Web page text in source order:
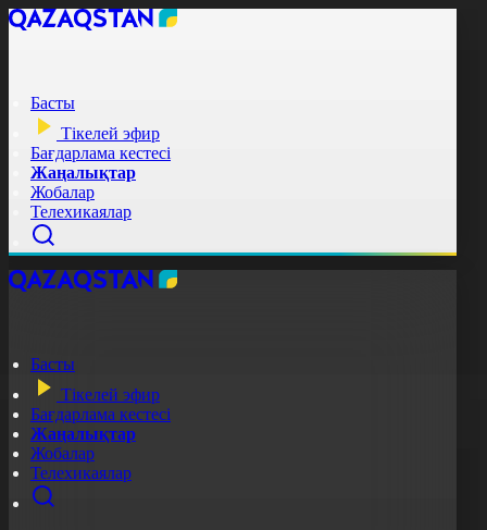
Басты
Тікелей эфир
Бағдарлама кестесі
Жаңалықтар
Жобалар
Телехикаялар
Басты
Тікелей эфир
Бағдарлама кестесі
Жаңалықтар
Жобалар
Телехикаялар